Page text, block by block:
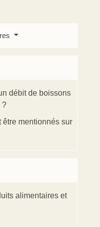
débit de boissons
?
mentionnés sur
alimentaires et